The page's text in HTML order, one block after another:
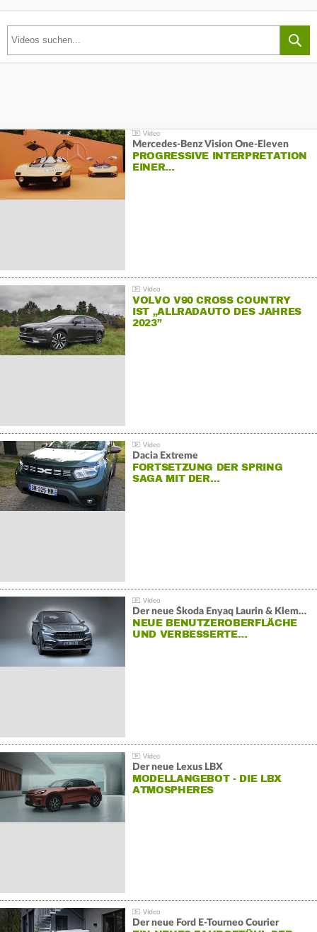
Mercedes-Benz Vision One-Eleven
PROGRESSIVE INTERPRETATION
EINER…
VOLVO V90 CROSS COUNTRY
IST „ALLRADAUTO DES JAHRES
2023”
Dacia Extreme
FORTSETZUNG DER SPRING
SAGA MIT DER…
Der neue Škoda Enyaq Laurin & Klement
NEUE BENUTZEROBERFLÄCHE
UND VERBESSERTE…
Der neue Lexus LBX
MODELLANGEBOT - DIE LBX
ATMOSPHERES
Der neue Ford E-Tourneo Courier